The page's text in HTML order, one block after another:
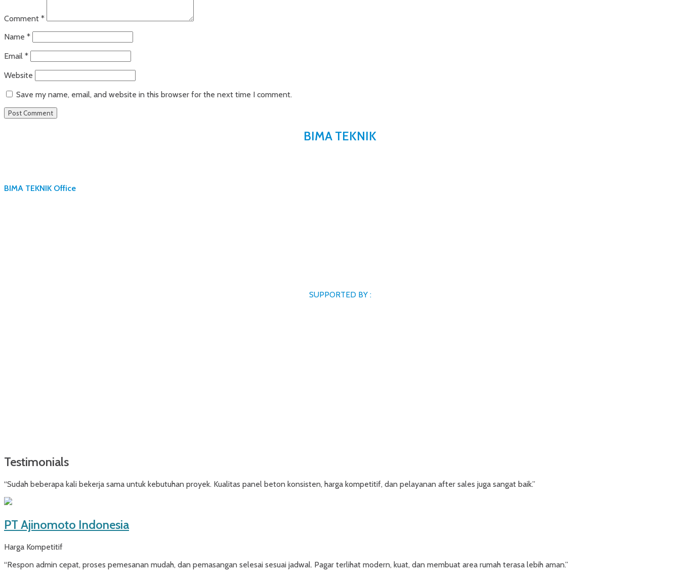
Comment *
Name *
Email *
Website
Save my name, email, and website in this browser for the next time I comment.
BIMA TEKNIK
BIMA TEKNIK Office
SUPPORTED BY :
Testimonials
“Sudah beberapa kali bekerja sama untuk kebutuhan proyek. Kualitas panel beton konsisten, harga kompetitif, dan pelayanan after sales juga sangat baik.”
PT Ajinomoto Indonesia
Harga Kompetitif
“Respon admin cepat, proses pemesanan mudah, dan pemasangan selesai sesuai jadwal. Pagar terlihat modern, kuat, dan membuat area rumah terasa lebih aman.”